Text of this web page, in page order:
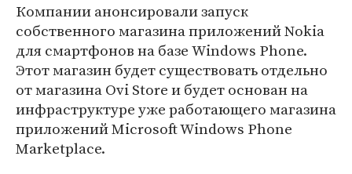
Компании анонсировали запуск
собственного магазина приложений Nokia
для смартфонов на базе Windows Phone.
Этот магазин будет существовать отдельно
от магазина Ovi Store и будет основан на
инфраструктуре уже работающего магазина
приложений Microsoft Windows Phone
Marketplace.